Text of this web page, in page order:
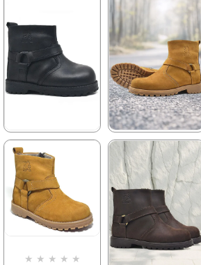
4.629,90 ₺
%42İndirim
Ücretsiz
Kargo
%42İndirim
Ücretsiz
Kargo
★ ★ ★
2.049,90 ₺
3.519,90 ₺
★ ★ ★ ★
2.699,90 ₺
4.629,90 ₺
%42İndirim
Ücretsiz
Kargo
★ ★ ★ ★ ★